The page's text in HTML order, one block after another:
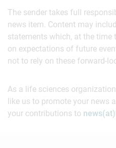
The sender takes full
news item. Content may
statements which, at the time
on expectations of future
not to rely on these forward-
As a life sciences
like us to promote your news
your contributions to